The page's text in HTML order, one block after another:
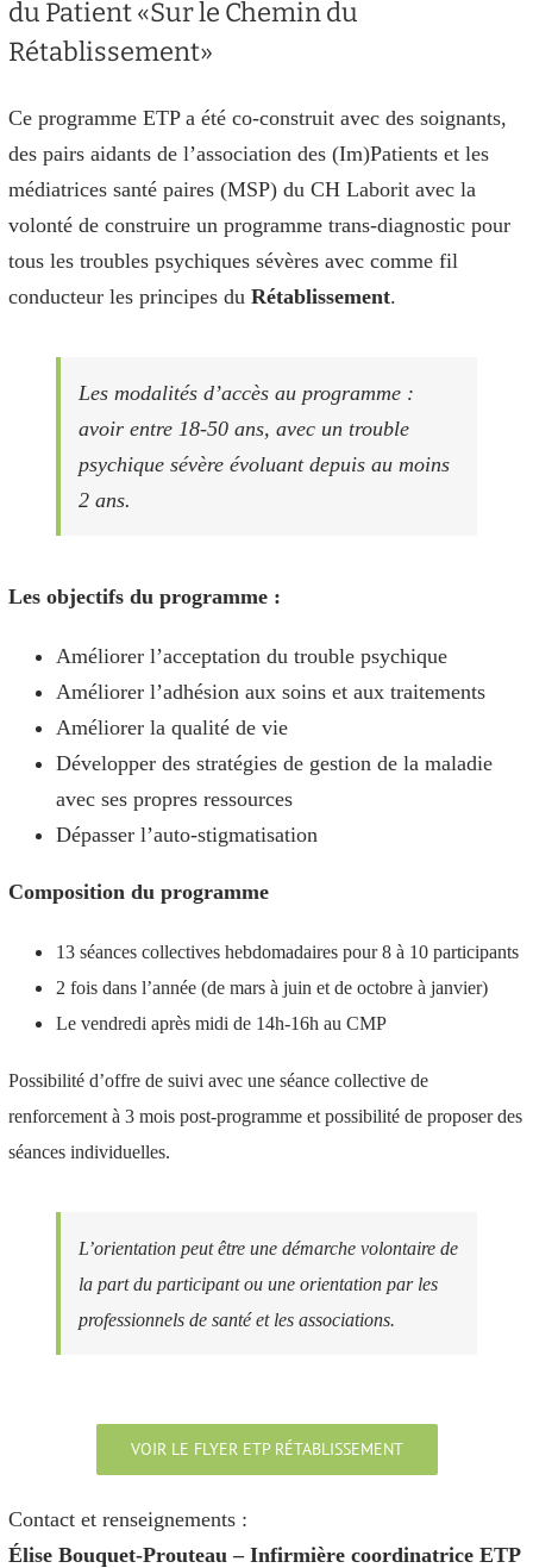
du Patient «Sur le Chemin du
Rétablissement»
Ce programme ETP a été co-construit avec des soignants,
des pairs aidants de l’association des (Im)Patients et les
médiatrices santé paires (MSP) du CH Laborit avec la
volonté de construire un programme trans-diagnostic pour
tous les troubles psychiques sévères avec comme fil
conducteur les principes du Rétablissement.
Les modalités d’accès au programme :
avoir entre 18-50 ans, avec un trouble
psychique sévère évoluant depuis au moins
2 ans.
Les objectifs du programme :
Améliorer l’acceptation du trouble psychique
Améliorer l’adhésion aux soins et aux traitements
Améliorer la qualité de vie
Développer des stratégies de gestion de la maladie
avec ses propres ressources
Dépasser l’auto-stigmatisation
Composition du programme
13 séances collectives hebdomadaires pour 8 à 10 participants
2 fois dans l’année (de mars à juin et de octobre à janvier)
Le vendredi après midi de 14h-16h au CMP
Possibilité d’offre de suivi avec une séance collective de
renforcement à 3 mois post-programme et possibilité de proposer des
séances individuelles.
L’orientation peut être une démarche volontaire de
la part du participant ou une orientation par les
professionnels de santé et les associations.
VOIR LE FLYER ETP RÉTABLISSEMENT
Contact et renseignements :
Élise Bouquet-Prouteau – Infirmière coordinatrice ETP